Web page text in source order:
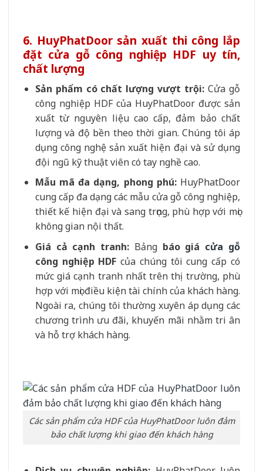
6. HuyPhatDoor sản xuất thi công lắp
đặt cửa gỗ công nghiệp HDF uy tín,
chất lượng
Sản phẩm có chất lượng vượt trội: Cửa gỗ
công nghiệp HDF của HuyPhatDoor được sản
xuất từ nguyên liệu cao cấp, đảm bảo chất
lượng và độ bền theo thời gian. Chúng tôi áp
dụng công nghệ sản xuất hiện đại và sử dụng
đội ngũ kỹ thuật viên có tay nghề cao.
Mẫu mã đa dạng, phong phú:HuyPhatDoor
cung cấp đa dạng các mẫu cửa gỗ công nghiệp,
thiết kế hiện đại và sang trọng, phù hợp với mọi
không gian nội thất.
Giá cả cạnh tranh: Bảng báo giá cửa gỗ
công nghiệp HDF của chúng tôi cung cấp có
mức giá cạnh tranh nhất trên thị trường, phù
hợp với mọi điều kiện tài chính của khách hàng.
Ngoài ra, chúng tôi thường xuyên áp dụng các
chương trình ưu đãi, khuyến mãi nhằm tri ân
và hỗ trợ khách hàng.
Các sản phẩm cửa HDF của HuyPhatDoor luôn đảm
bảo chất lượng khi giao đến khách hàng